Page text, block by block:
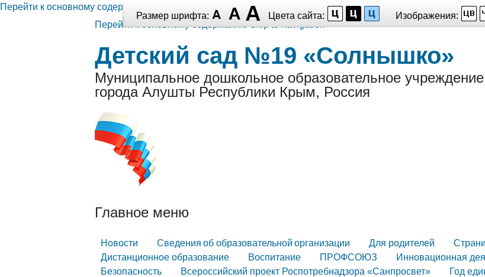
Перейти к основному содержанию
Размер шрифта:
Цвета сайта: Изображения:
Перейти к основному содержанию Skip to navigation
Детский сад №19 «Солнышко»
Муниципальное дошкольное образовательное
города Алушты Республики Крым, Россия
Главное меню
Новости Сведения об образовательной организации Для родителей
Дистанционное образование
Воспитание ПРОФСОЮЗ
Инновационная
Безопасность
Всероссийский проект Роспотребнадзора «Санпросвет»
Год